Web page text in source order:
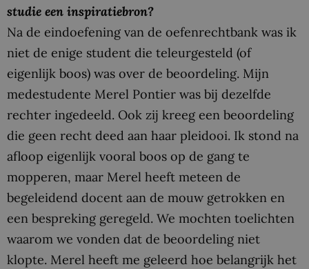
studie een inspiratiebron?
Na de eindoefening van de oefenrechtbank was ik
niet de enige student die teleurgesteld (of
eigenlijk boos) was over de beoordeling. Mijn
medestudente Merel Pontier was bij dezelfde
rechter ingedeeld. Ook zij kreeg een beoordeling
die geen recht deed aan haar pleidooi. Ik stond na
afloop eigenlijk vooral boos op de gang te
mopperen, maar Merel heeft meteen de
begeleidend docent aan de mouw getrokken en
een bespreking geregeld. We mochten toelichten
waarom we vonden dat de beoordeling niet
klopte. Merel heeft me geleerd hoe belangrijk het